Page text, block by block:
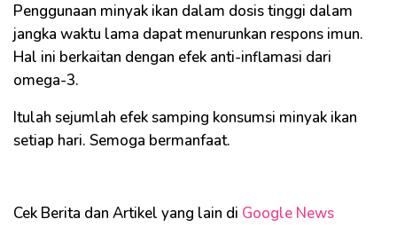
Penggunaan minyak ikan dalam dosis tinggi dalam
jangka waktu lama dapat menurunkan respons imun.
Hal ini berkaitan dengan efek anti-inflamasi dari
omega-3.
Itulah sejumlah efek samping konsumsi minyak ikan
setiap hari. Semoga bermanfaat.
Cek Berita dan Artikel yang lain di Google News